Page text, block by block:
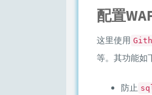
配置
这里使用
等。其功能如
防止